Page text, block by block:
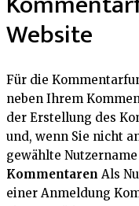
Website
Für die
neben Ihrem
der Erstellung des
und, wenn Sie nicht
gewählte
Kommentaren Als
einer Anmeldung